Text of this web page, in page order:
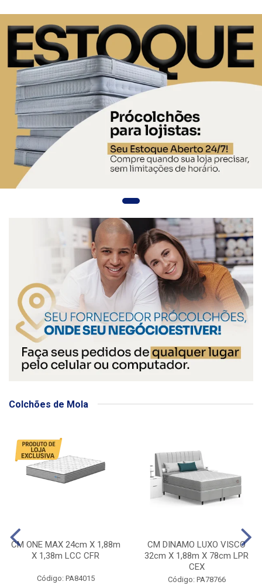
Colchões de Mola
CM ONE MAX 24cm X 1,88m
X 1,38m LCC CFR
Código: PA84015
CM DINAMO LUXO VISCO
32cm X 1,88m X 78cm LPR
CEX
Código: PA78766